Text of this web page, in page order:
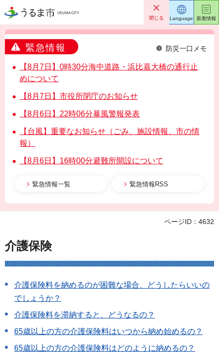
うるま市 閉じる
緊急情報 防災一口メモ
【8月7日】0時30分海中道路・浜比嘉大橋の通行止
めについて
【8月7日】市役所閉庁のお知らせ
【8月6日】22時06分暴風警報発表
【台風】重要なお知らせ（ごみ、施設情報、市の情
報）
【8月6日】16時00分避難所開設について
緊急情報一覧 緊急情報RSS
Language 新着情報
ページID：4632
介護保険
介護保険料を納めるのが困難な場合、どうしたらいいの
でしょうか？
介護保険料を滞納すると、どうなるの？
65歳以上の方の介護保険料はいつから納め始めるの？
65歳以上の方の介護保険料はどのように納めるの？